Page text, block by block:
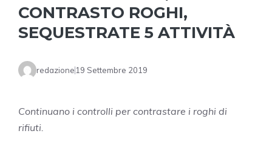
CONTRASTO ROGHI,
SEQUESTRATE 5 ATTIVITÀ
redazione 19 Settembre 2019
Continuano i controlli per contrastare i roghi di
rifiuti.